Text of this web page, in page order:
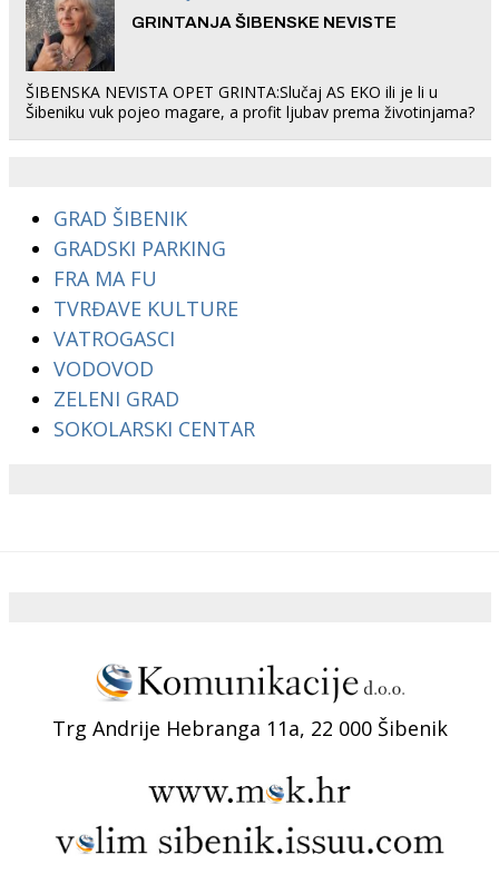
GRINTANJA ŠIBENSKE NEVISTE
ŠIBENSKA NEVISTA OPET GRINTA:Slučaj AS EKO ili je li u
Šibeniku vuk pojeo magare, a profit ljubav prema životinjama?
GRAD ŠIBENIK
GRADSKI PARKING
FRA MA FU
TVRĐAVE KULTURE
VATROGASCI
VODOVOD
ZELENI GRAD
SOKOLARSKI CENTAR
Trg Andrije Hebranga 11a, 22 000 Šibenik